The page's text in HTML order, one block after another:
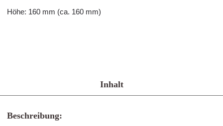
Höhe: 160 mm (ca. 160 mm)
Inhalt
Beschreibung: